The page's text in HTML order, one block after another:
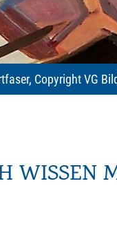
Copyright VG
WISSEN